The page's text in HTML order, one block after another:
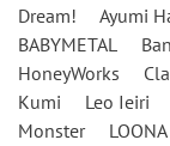
Dream!
Ayumi
BABYMETAL
HoneyWorks
Kumi
Leo Ieiri
Monster
LOONA